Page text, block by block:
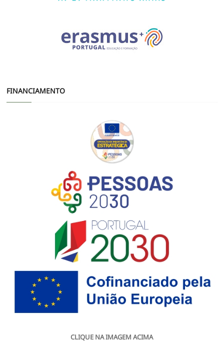
FINANCIAMENTO
CLIQUE NA IMAGEM ACIMA